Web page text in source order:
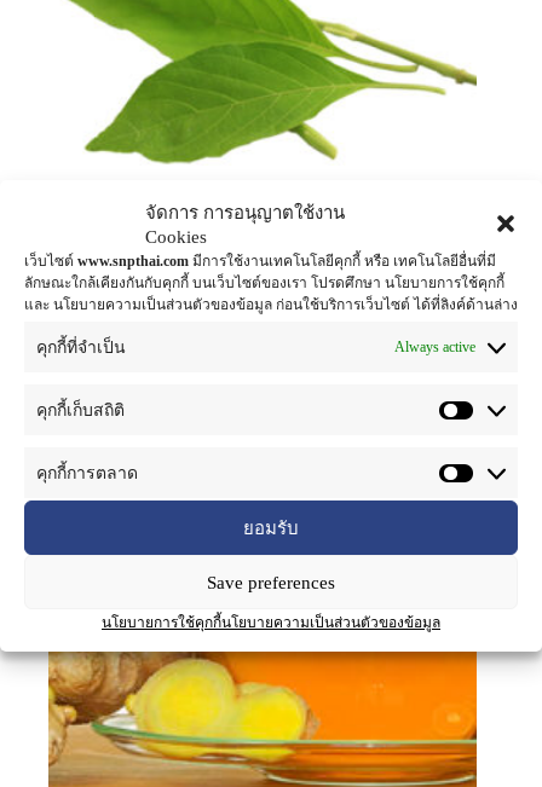
จัดการ การอนุญาตใช้งาน
Cookies
เว็บไซต์ www.snpthai.com มีการใช้งานเทคโนโลยีคุกกี้ หรือ เทคโนโลยีอื่นที่มี
ลักษณะใกล้เคียงกันกับคุกกี้ บนเว็บไซต์ของเรา โปรดศึกษา นโยบายการใช้คุกกี้
และ นโยบายความเป็นส่วนตัวของข้อมูล ก่อนใช้บริการเว็บไซต์ ได้ที่ลิงค์ด้านล่าง
คุกกี้ที่จำเป็น Always active
คุกกี้เก็บสถิติ
คุกกี้การตลาด
ยอมรับ
Save preferences
นโยบายการใช้คุกกี้นโยบายความเป็นส่วนตัวของข้อมูล
ทองพันชั่ง
anti-inflammatory c
herbal extract for cosmetic